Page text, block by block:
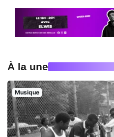
À la une
Musique